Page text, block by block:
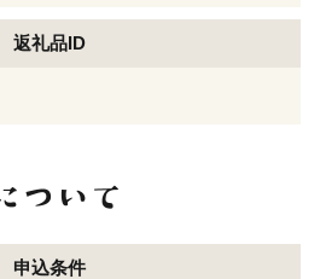
返礼品ID
申込条件